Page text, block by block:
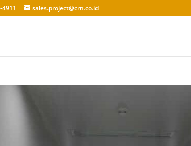
sales.project@crn.co.id